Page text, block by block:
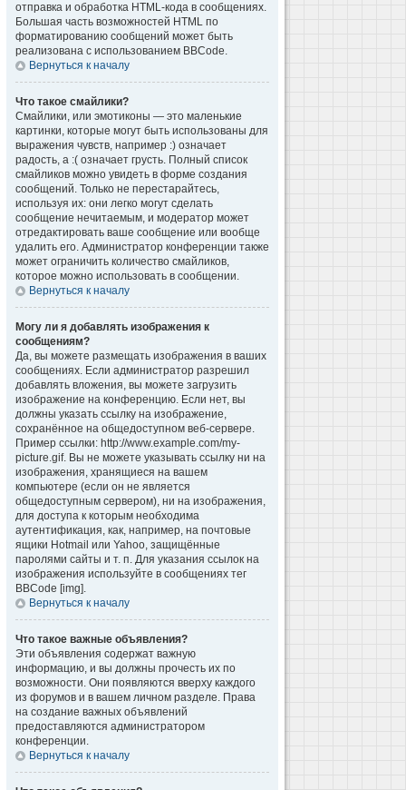
отправка и обработка HTML-кода в сообщениях.
Большая часть возможностей HTML по
форматированию сообщений может быть
реализована с использованием BBCode.
Вернуться к началу
Что такое смайлики?
Смайлики, или эмотиконы — это маленькие
картинки, которые могут быть использованы для
выражения чувств, например :) означает
радость, а :( означает грусть. Полный список
смайликов можно увидеть в форме создания
сообщений. Только не перестарайтесь,
используя их: они легко могут сделать
сообщение нечитаемым, и модератор может
отредактировать ваше сообщение или вообще
удалить его. Администратор конференции также
может ограничить количество смайликов,
которое можно использовать в сообщении.
Вернуться к началу
Могу ли я добавлять изображения к
сообщениям?
Да, вы можете размещать изображения в ваших
сообщениях. Если администратор разрешил
добавлять вложения, вы можете загрузить
изображение на конференцию. Если нет, вы
должны указать ссылку на изображение,
сохранённое на общедоступном веб-сервере.
Пример ссылки: http://www.example.com/my-
picture.gif. Вы не можете указывать ссылку ни на
изображения, хранящиеся на вашем
компьютере (если он не является
общедоступным сервером), ни на изображения,
для доступа к которым необходима
аутентификация, как, например, на почтовые
ящики Hotmail или Yahoo, защищённые
паролями сайты и т. п. Для указания ссылок на
изображения используйте в сообщениях тег
BBCode [img].
Вернуться к началу
Что такое важные объявления?
Эти объявления содержат важную
информацию, и вы должны прочесть их по
возможности. Они появляются вверху каждого
из форумов и в вашем личном разделе. Права
на создание важных объявлений
предоставляются администратором
конференции.
Вернуться к началу